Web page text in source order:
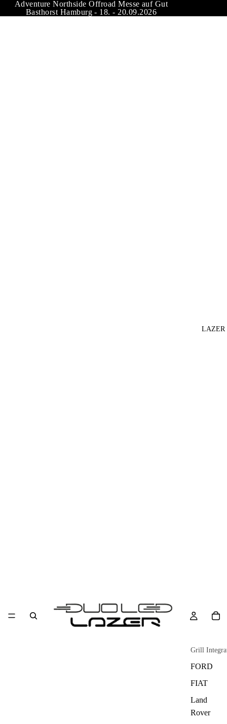
Adventure Northside Offroad Messe auf Gut
Basthorst Hamburg - 18. - 20.09.2026
LAZER
Grill
FORD
FIAT
Land
Rover